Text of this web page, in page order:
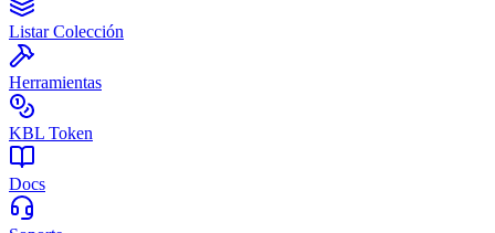
Listar Colección
Herramientas
KBL Token
Docs